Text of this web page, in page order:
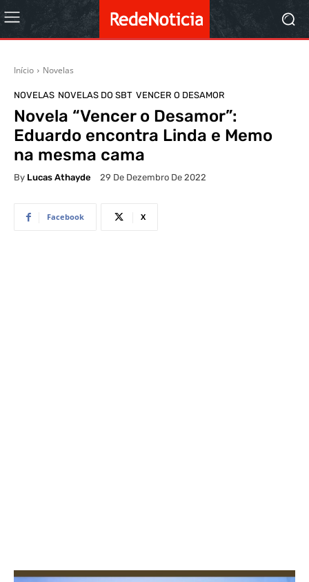
Início Novelas
NOVELAS NOVELAS DO SBT VENCER O DESAMOR
Novela “Vencer o Desamor”:
Eduardo encontra Linda e Memo
na mesma cama
By Lucas Athayde 29 De Dezembro De 2022
Facebook X